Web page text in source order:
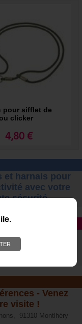
pour sifflet de
clicker
4,80 €
et harnais pour
avec votre
sécurité
et Dog Pacer
aux USA
en France
- Venez
visite !
91310 Montlhéry